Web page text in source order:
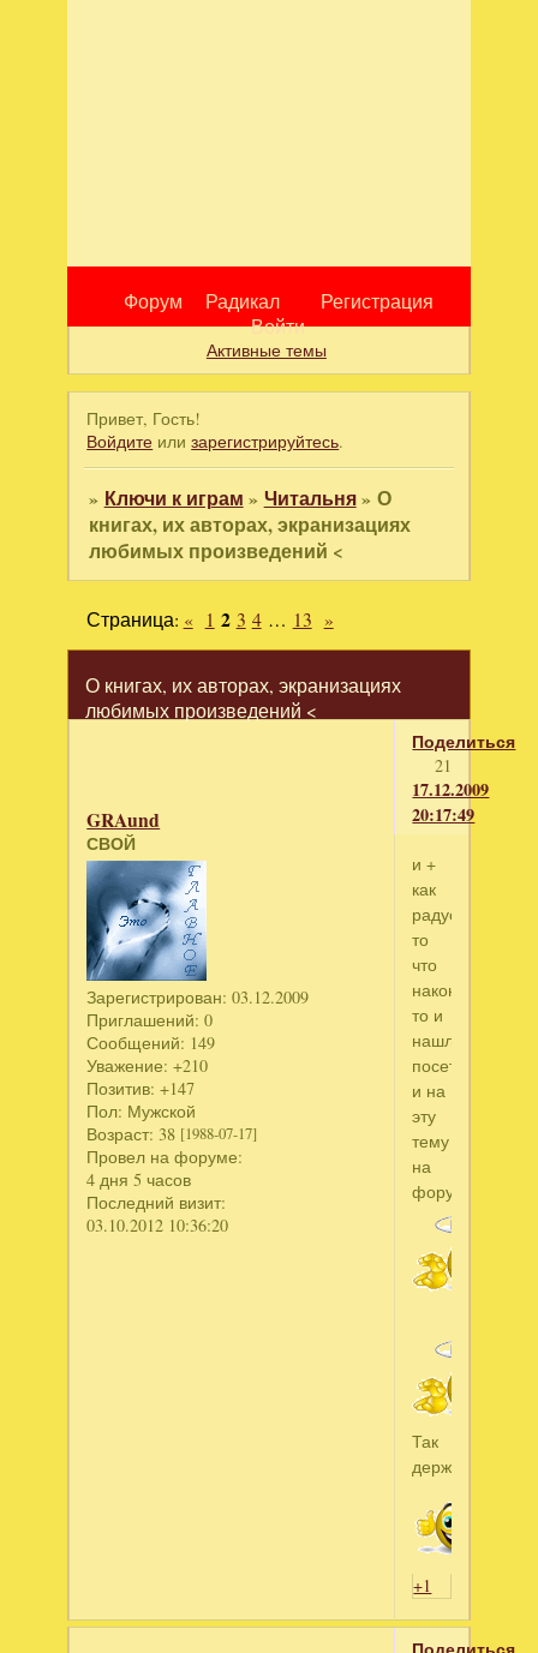
Форум Радикал
Регистрация
Войти
Активные темы
Привет, Гость!
Войдите илизарегистрируйтесь.
» Ключи к играм » Читальня» О
книгах, их авторах, экранизациях
любимых произведений <
О книгах, их авторах, экранизациях
любимых произведений <
Страница: « 1 2 3 4 … 13 »
Поделиться
21
17.12.2009
20:17:49
GRAund
СВОЙ
Зарегистрирован: 03.12.2009
Приглашений: 0
Сообщений: 149
Уважение: +210
Позитив: +147
Пол: Мужской
Возраст: 38 [1988-07-17]
Провел на форуме:
4 дня 5 часов
Последний визит:
03.10.2012 10:36:20
и +
как
радует
то
что
наконец
то и
нашлись
посетители
и на
эту
тему
на
форуме.
Так
держать!!!
+1